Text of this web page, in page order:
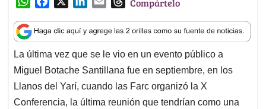
a
t
s
A
p
p
c
e
b
o
o
k
n
k
e
d
I
n
a
i
l
r
e
a
d
s
La última vez que se le vio en un evento público a
Miguel Botache Santillana fue en septiembre, en los
Llanos del Yarí, cuando las Farc organizó la X
Conferencia, la última reunión que tendrían como una